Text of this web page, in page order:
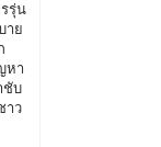
รุ่น
าย
หา
ชับ
าว